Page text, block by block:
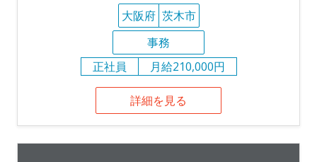
大阪府 茨木市
事務
正社員
月給210,000円
詳細を見る